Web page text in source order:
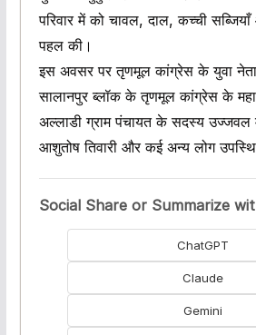
परिवार में को चावल, दाल, कच्ची
पहल की।
इस अवसर पर तृणमूल कांग्रेस के युवा
सालानपुर ब्लॉक के तृणमूल कांग्रेस के
अल्लाडी ग्राम पंचायत के सदस्य उज्जवल
आशुतोष तिवारी और कई अन्य लोग
Social Share or Summarize
ChatGPT
Claude
Gemini